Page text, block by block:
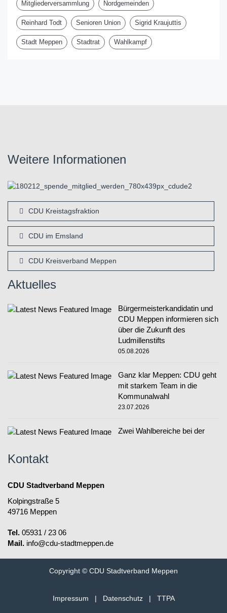
Mitgliederversammlung Nordgemeinden
Reinhard Todt Senioren Union Sigrid Kraujuttis
Stadt Meppen Stadtrat Wahlkampf
Weitere Informationen
CDU Kreistagsfraktion
CDU im Emsland
CDU Kreisverband Meppen
Aktuelles
Bürgermeisterkandidatin und
CDU Meppen informieren sich
über die Zukunft des
Ludmillenstifts
05.08.2026
Ganz klar Meppen: CDU geht
mit starkem Team in die
Kommunalwahl
23.07.2026
Zwei Wahlbereiche bei der
Kontakt
CDU Stadtverband Meppen
Kolpingstraße 5
49716 Meppen
Tel. 05931 / 23 06
Mail. info@cdu-stadtmeppen.de
Copyright © CDU Stadtverband Meppen
Impressum | Datenschutz| TTPA